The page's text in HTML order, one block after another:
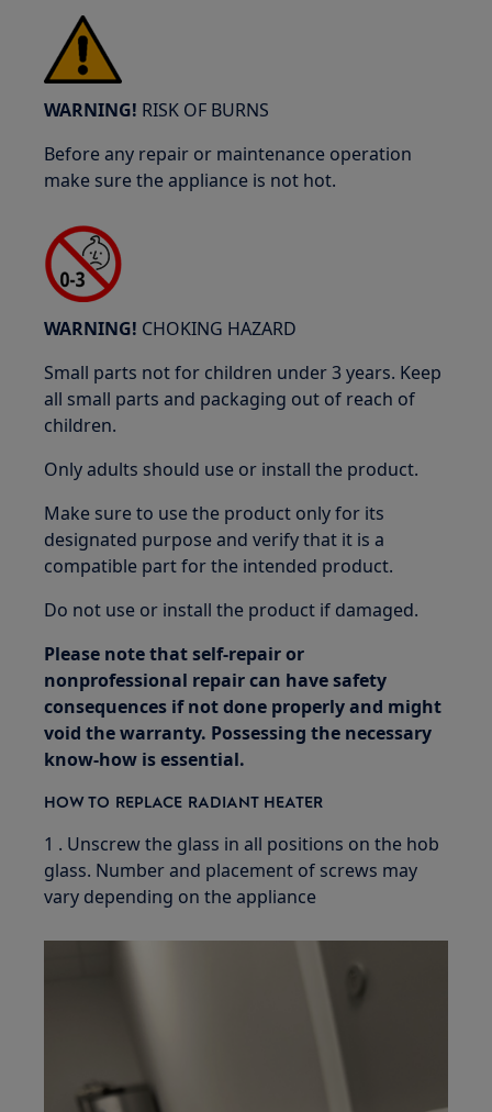
WARNING! RISK OF BURNS
Before any repair or maintenance operation
make sure the appliance is not hot.
WARNING! CHOKING HAZARD
Small parts not for children under 3 years. Keep
all small parts and packaging out of reach of
children.
Only adults should use or install the product.
Make sure to use the product only for its
designated purpose and verify that it is a
compatible part for the intended product.
Do not use or install the product if damaged.
Please note that self-repair or
nonprofessional repair can have safety
consequences if not done properly and might
void the warranty. Possessing the necessary
know-how is essential.
HOW TO REPLACE RADIANT HEATER
1 . Unscrew the glass in all positions on the hob
glass. Number and placement of screws may
vary depending on the appliance